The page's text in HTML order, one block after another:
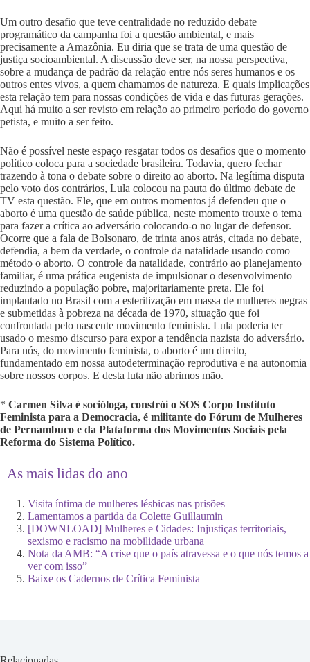
Um outro desafio que teve centralidade no reduzido debate
programático da campanha foi a questão ambiental, e mais
precisamente a Amazônia. Eu diria que se trata de uma questão de
justiça socioambiental. A discussão deve ser, na nossa perspectiva,
sobre a mudança de padrão da relação entre nós seres humanos e os
outros entes vivos, a quem chamamos de natureza. E quais implicações
esta relação tem para nossas condições de vida e das futuras gerações.
Aqui há muito a ser revisto em relação ao primeiro período do governo
petista, e muito a ser feito.
Não é possível neste espaço resgatar todos os desafios que o momento
político coloca para a sociedade brasileira. Todavia, quero fechar
trazendo à tona o debate sobre o direito ao aborto. Na legítima disputa
pelo voto dos contrários, Lula colocou na pauta do último debate de
TV esta questão. Ele, que em outros momentos já defendeu que o
aborto é uma questão de saúde pública, neste momento trouxe o tema
para fazer a crítica ao adversário colocando-o no lugar de defensor.
Ocorre que a fala de Bolsonaro, de trinta anos atrás, citada no debate,
defendia, a bem da verdade, o controle da natalidade usando como
método o aborto. O controle da natalidade, contrário ao planejamento
familiar, é uma prática eugenista de impulsionar o desenvolvimento
reduzindo a população pobre, majoritariamente preta. Ele foi
implantado no Brasil com a esterilização em massa de mulheres negras
e submetidas à pobreza na década de 1970, situação que foi
confrontada pelo nascente movimento feminista. Lula poderia ter
usado o mesmo discurso para expor a tendência nazista do adversário.
Para nós, do movimento feminista, o aborto é um direito,
fundamentado em nossa autodeterminação reprodutiva e na autonomia
sobre nossos corpos. E desta luta não abrimos mão.
* Carmen Silva é socióloga, constrói o SOS Corpo Instituto
Feminista para a Democracia, é militante do Fórum de Mulheres
de Pernambuco e da Plataforma dos Movimentos Sociais pela
Reforma do Sistema Político.
As mais lidas do ano
Visita íntima de mulheres lésbicas nas prisões
Lamentamos a partida da Colette Guillaumin
[DOWNLOAD] Mulheres e Cidades: Injustiças territoriais,
sexismo e racismo na mobilidade urbana
Nota da AMB: “A crise que o país atravessa e o que nós temos a
ver com isso”
Baixe os Cadernos de Crítica Feminista